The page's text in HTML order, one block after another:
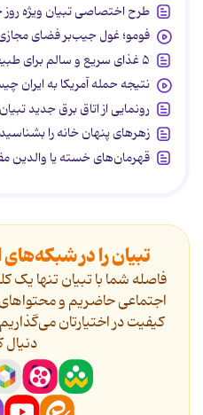
طرح اختصاصی تبیان ویژه
فومو؛ غول جیب‌بر فضای
۵ غذای سریع و سالم برای طبیعت‌گردی
نتیجه حمله آمریکا به ایران
رونمایی از اتاق برق جدید تبیان
زهرهای پنهان خانه را
قهرمان‌های خسته یا والدین
تبیان را در
فاصله شما با تبیان تنها
اجتماعی حاضریم و محتواهای
کیفیت در اختیارتان
دنیال